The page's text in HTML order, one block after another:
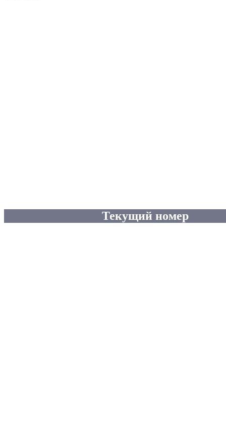
Текущий номер